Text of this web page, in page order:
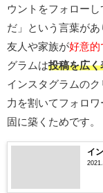
ウントをフォロー
だ」という言葉があ
友人や家族が好意的
グラムは投稿を広く
インスタグラムの
力を割いてフォロ
固に築くためです。
イ